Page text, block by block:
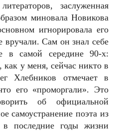
заслуженная
миновала Новикова
игнорировала его
вручали. Сам он знал себе
самой середине 90-х:
у меня, сейчас никто в
Хлебников отмечает в
его «проморгали». Это
об официальной
самоустранение поэта из
в последние годы жизни